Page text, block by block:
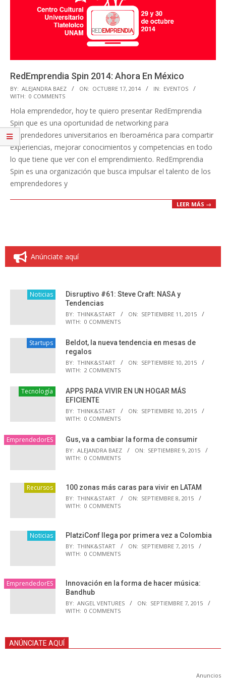
RedEmprendia Spin 2014: Ahora En México
2014-
10-
17
BY: ALEJANDRA BAEZ ON: OCTUBRE 17, 2014 IN: EVENTOS
WITH: 0 COMMENTS
Hola emprendedor, hoy te quiero presentar RedEmprendia
Spin que es una oportunidad de networking para
emprendedores universitarios en Iberoamérica para compartir
experiencias, mejorar conocimientos y competencias en todo
lo que tiene que ver con el emprendimiento. RedEmprendia
Spin es una organización que busca impulsar el talento de los
emprendedores y
LEER MÁS →
Anúnciate aquí
Noticias
Disruptivo #61: Steve Craft: NASA y
Tendencias
BY: THINK&START ON: SEPTIEMBRE 11, 2015
WITH: 0 COMMENTS
Startups
Beldot, la nueva tendencia en mesas de
regalos
BY: THINK&START ON: SEPTIEMBRE 10, 2015
WITH: 2 COMMENTS
Tecnología
APPS PARA VIVIR EN UN HOGAR MÁS
EFICIENTE
BY: THINK&START ON: SEPTIEMBRE 10, 2015
WITH: 0 COMMENTS
EmprendedorES Gus, va a cambiar la forma de consumir
BY: ALEJANDRA BAEZ ON: SEPTIEMBRE 9, 2015
WITH: 0 COMMENTS
Recursos 100 zonas más caras para vivir en LATAM
BY: THINK&START ON: SEPTIEMBRE 8, 2015
WITH: 0 COMMENTS
Noticias PlatziConf llega por primera vez a Colombia
BY: THINK&START ON: SEPTIEMBRE 7, 2015
WITH: 0 COMMENTS
EmprendedorES
Innovación en la forma de hacer música:
Bandhub
BY: ANGEL VENTURES ON: SEPTIEMBRE 7, 2015
WITH: 0 COMMENTS
ANÚNCIATE AQUÍ
Anuncios